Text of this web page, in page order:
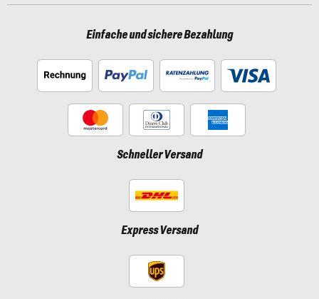
Einfache und sichere Bezahlung
Schneller Versand
Express Versand